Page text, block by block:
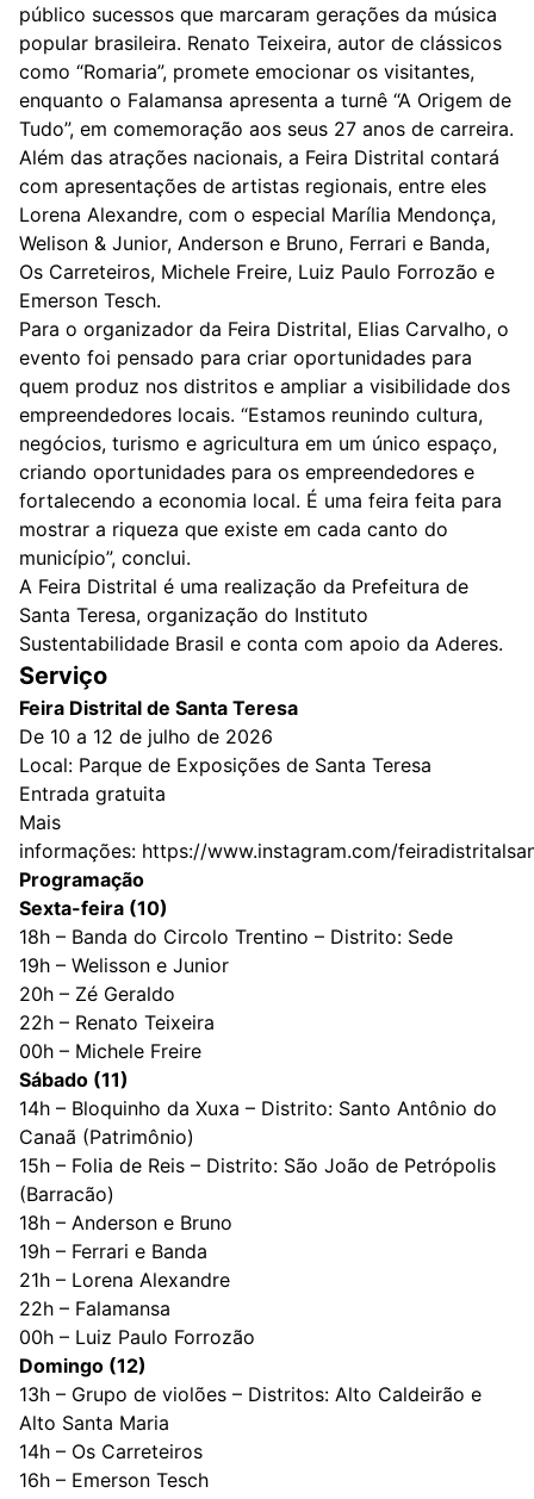
público sucessos que marcaram gerações da música
popular brasileira. Renato Teixeira, autor de clássicos
como “Romaria”, promete emocionar os visitantes,
enquanto o Falamansa apresenta a turnê “A Origem de
Tudo”, em comemoração aos seus 27 anos de carreira.
Além das atrações nacionais, a Feira Distrital contará
com apresentações de artistas regionais, entre eles
Lorena Alexandre, com o especial Marília Mendonça,
Welison & Junior, Anderson e Bruno, Ferrari e Banda,
Os Carreteiros, Michele Freire, Luiz Paulo Forrozão e
Emerson Tesch.
Para o organizador da Feira Distrital, Elias Carvalho, o
evento foi pensado para criar oportunidades para
quem produz nos distritos e ampliar a visibilidade dos
empreendedores locais. “Estamos reunindo cultura,
negócios, turismo e agricultura em um único espaço,
criando oportunidades para os empreendedores e
fortalecendo a economia local. É uma feira feita para
mostrar a riqueza que existe em cada canto do
município”, conclui.
A Feira Distrital é uma realização da Prefeitura de
Santa Teresa, organização do Instituto
Sustentabilidade Brasil e conta com apoio da Aderes.
Serviço
Feira Distrital de Santa Teresa
De 10 a 12 de julho de 2026
Local: Parque de Exposições de Santa Teresa
Entrada gratuita
Mais
informações: https://www.instagram.com/
Programação
Sexta-feira (10)
18h – Banda do Circolo Trentino – Distrito: Sede
19h – Welisson e Junior
20h – Zé Geraldo
22h – Renato Teixeira
00h – Michele Freire
Sábado (11)
14h – Bloquinho da Xuxa – Distrito: Santo Antônio do
Canaã (Patrimônio)
15h – Folia de Reis – Distrito: São João de Petrópolis
(Barracão)
18h – Anderson e Bruno
19h – Ferrari e Banda
21h – Lorena Alexandre
22h – Falamansa
00h – Luiz Paulo Forrozão
Domingo (12)
13h – Grupo de violões – Distritos: Alto Caldeirão e
Alto Santa Maria
14h – Os Carreteiros
16h – Emerson Tesch